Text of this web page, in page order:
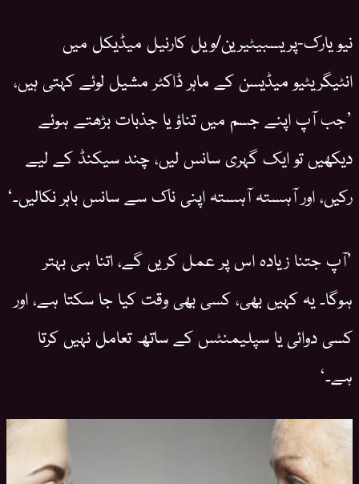
نیو یارک-پریسبیٹیرین/ویل کارنیل میڈیکل میں
انٹیگریٹیو میڈیسن کے ماہر ڈاکٹر مشیل لوئے کہتی ہیں،
’جب آپ اپنے جسم میں تناؤ یا جذبات بڑھتے ہوئے
دیکھیں تو ایک گہری سانس لیں، چند سیکنڈ کے لیے
رکیں، اور آہستہ آہستہ اپنی ناک سے سانس باہر نکالیں۔‘
’آپ جتنا زیادہ اس پر عمل کریں گے، اتنا ہی بہتر
ہوگا۔ یہ کہیں بھی، کسی بھی وقت کیا جا سکتا ہے، اور
کسی دوائی یا سپلیمنٹس کے ساتھ تعامل نہیں کرتا
ہے۔‘